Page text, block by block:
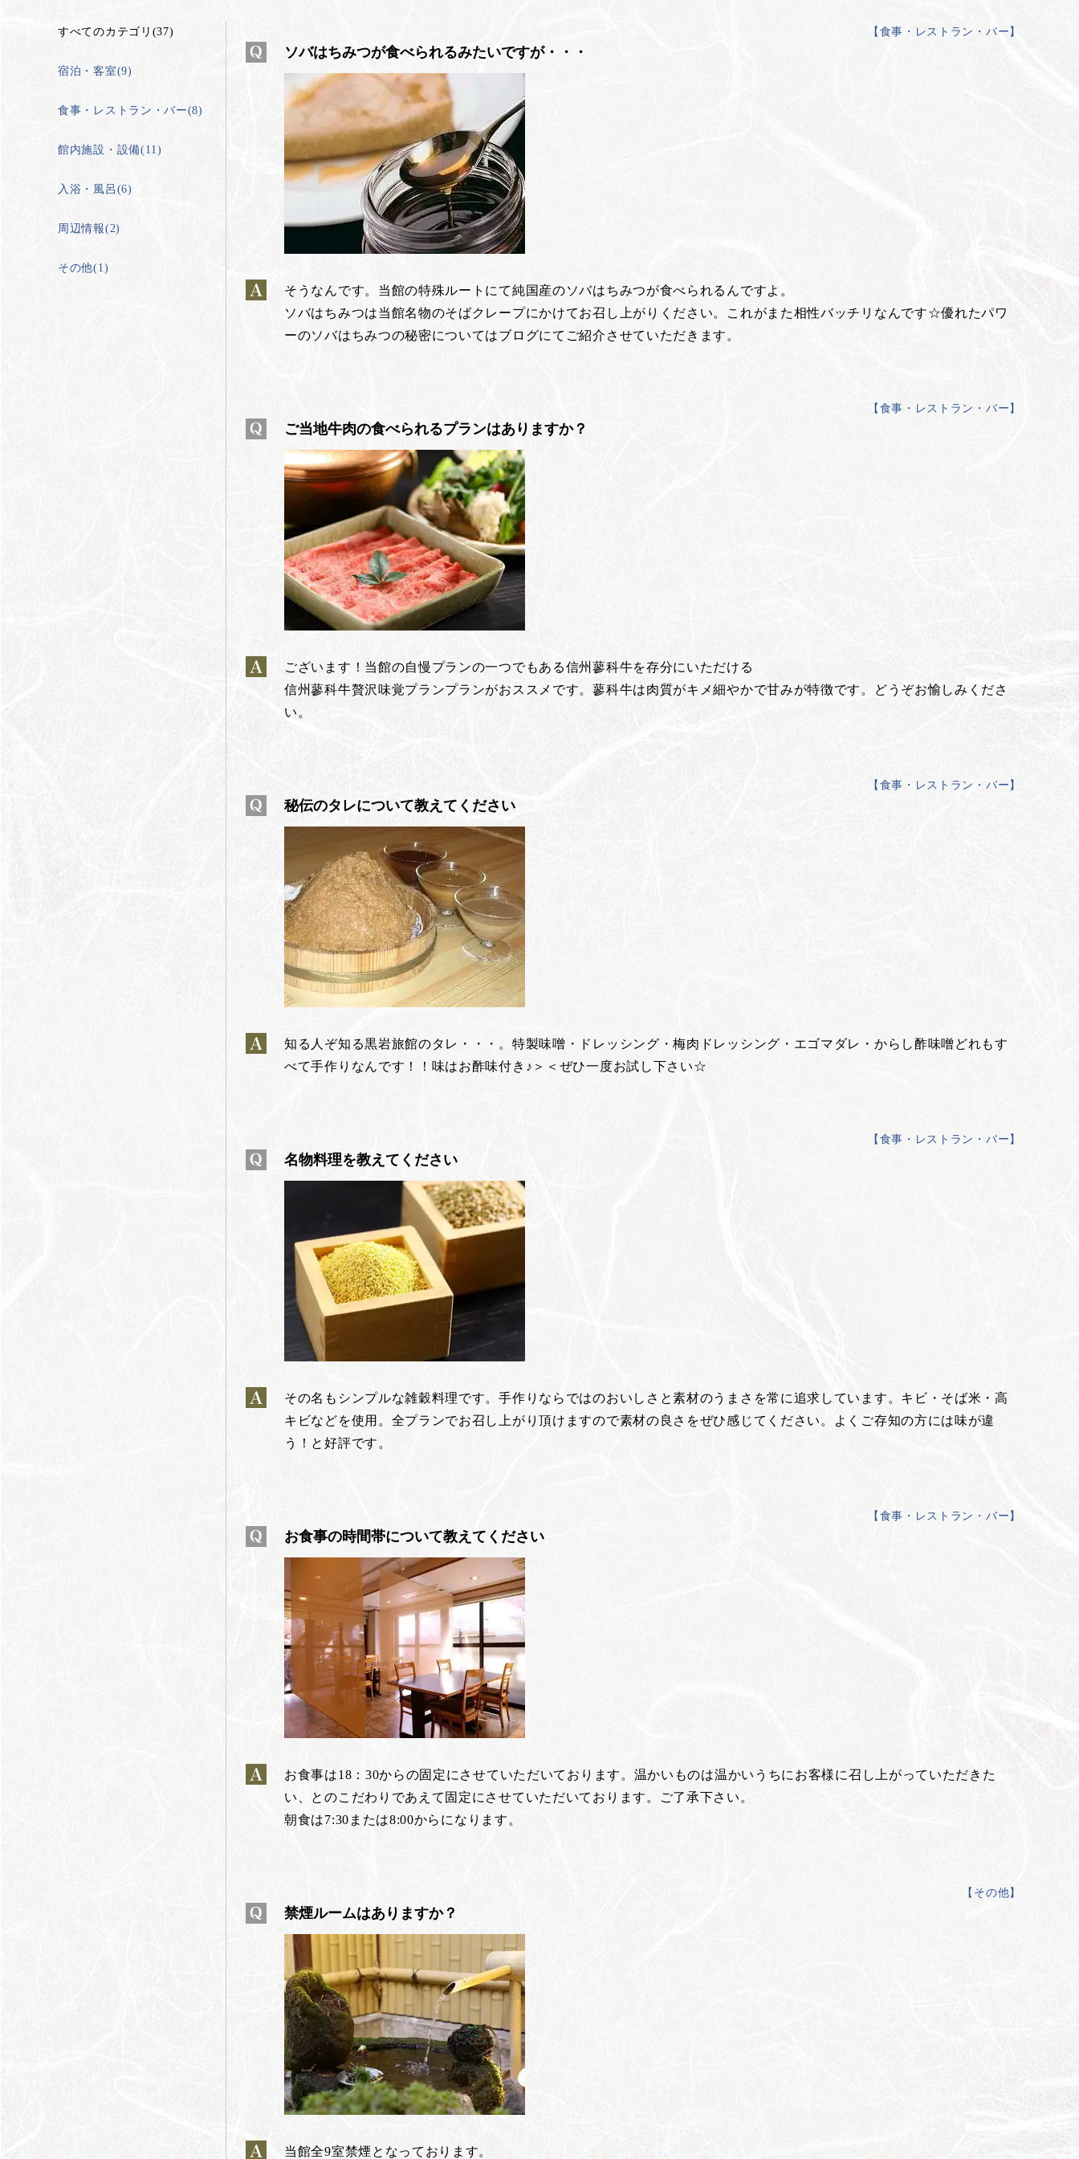
すべてのカテゴリ(37)
宿泊・客室(9)
食事・レストラン・バー(8)
館内施設・設備(11)
入浴・風呂(6)
周辺情報(2)
その他(1)
【 食事・レストラン・バー 】
ソバはちみつが食べられるみたいですが・・・
そうなんです。当館の特殊ルートにて純国産のソバはちみつが食べられるんですよ。
ソバはちみつは当館名物のそばクレープにかけてお召し上がりください。これがまた相性バッチリなんです☆優れたパワ
ーのソバはちみつの秘密についてはブログにてご紹介させていただきます。
【 食事・レストラン・バー 】
ご当地牛肉の食べられるプランはありますか？
ございます！当館の自慢プランの一つでもある信州蓼科牛を存分にいただける
信州蓼科牛贅沢味覚プランプランがおススメです。蓼科牛は肉質がキメ細やかで甘みが特徴です。どうぞお愉しみくださ
い。
【 食事・レストラン・バー 】
秘伝のタレについて教えてください
知る人ぞ知る黒岩旅館のタレ・・・。特製味噌・ドレッシング・梅肉ドレッシング・エゴマダレ・からし酢味噌どれもす
べて手作りなんです！！味はお酢味付き♪＞＜ぜひ一度お試し下さい☆
【 食事・レストラン・バー 】
名物料理を教えてください
その名もシンプルな雑穀料理です。手作りならではのおいしさと素材のうまさを常に追求しています。キビ・そば米・高
キビなどを使用。全プランでお召し上がり頂けますので素材の良さをぜひ感じてください。よくご存知の方には味が違
う！と好評です。
【 食事・レストラン・バー 】
お食事の時間帯について教えてください
お食事は18：30からの固定にさせていただいております。温かいものは温かいうちにお客様に召し上がっていただきた
い、とのこだわりであえて固定にさせていただいております。ご了承下さい。
朝食は7:30または8:00からになります。
【 その他】
禁煙ルームはありますか？
当館全9室禁煙となっております。